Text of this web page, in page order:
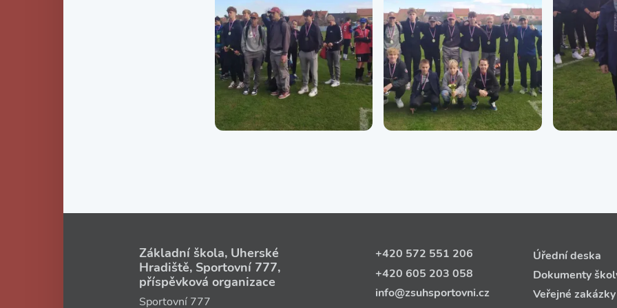
Základní škola, Uherské
Hradiště, Sportovní 777,
příspěvková organizace
Sportovní 777
+420 572 551 206
+420 605 203 058
info@zsuhsportovni.cz
Úřední deska
Dokumenty
Veřejné zakázky